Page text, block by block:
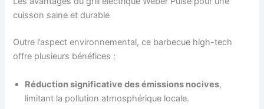
cuisson saine et durable
Outre l’aspect environnemental, ce barbecue high-tech
offre plusieurs bénéfices :
Réduction significative des émissions nocives,
limitant la pollution atmosphérique locale.